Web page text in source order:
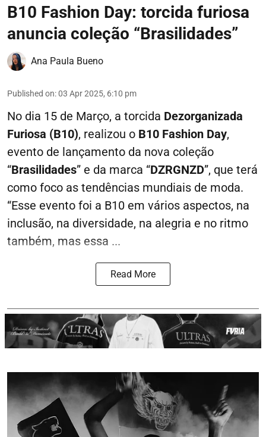
B10 Fashion Day: torcida furiosa
anuncia coleção “Brasilidades”
Ana Paula Bueno
Published on:03 Apr 2025, 6:10 pm
No dia 15 de Março, a torcida Dezorganizada
Furiosa (B10), realizou o B10 Fashion Day,
evento de lançamento da nova coleção
“Brasilidades” e da marca “DZRGNZD”, que terá
como foco as tendências mundiais de moda.
“Esse evento foi a B10 em vários aspectos, na
inclusão, na diversidade, na alegria e no ritmo
também, mas essa ...
Read More